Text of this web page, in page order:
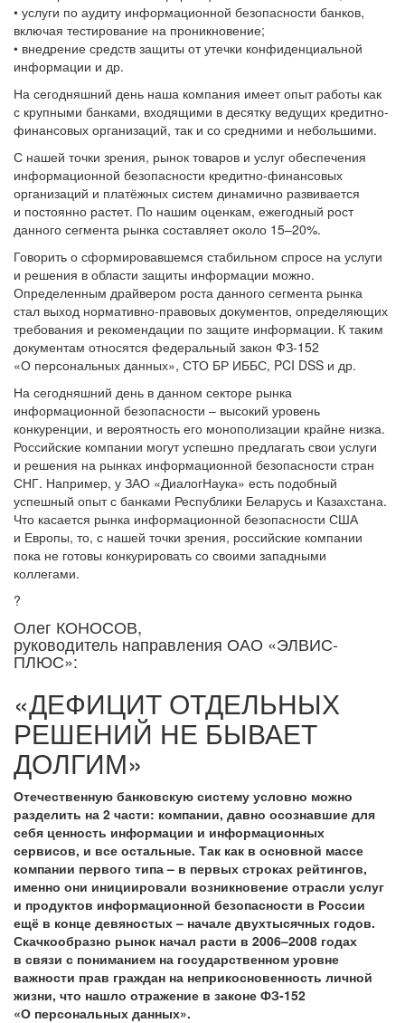
• услуги по аудиту информационной безопасности банков,
включая тестирование на проникновение;
• внедрение средств защиты от утечки конфиденциальной
информации и др.
На сегодняшний день наша компания имеет опыт работы как
с крупными банками, входящими в десятку ведущих кредитно-
финансовых организаций, так и со средними и небольшими.
С нашей точки зрения, рынок товаров и услуг обеспечения
информационной безопасности кредитно-финансовых
организаций и платёжных систем динамично развивается
и постоянно растет. По нашим оценкам, ежегодный рост
данного сегмента рынка составляет около 15–20%.
Говорить о сформировавшемся стабильном спросе на услуги
и решения в области защиты информации можно.
Определенным драйвером роста данного сегмента рынка
стал выход нормативно-правовых документов, определяющих
требования и рекомендации по защите информации. К таким
документам относятся федеральный закон ФЗ-152
«О персональных данных», СТО БР ИББС, PCI DSS и др.
На сегодняшний день в данном секторе рынка
информационной безопасности – высокий уровень
конкуренции, и вероятность его монополизации крайне низка.
Российские компании могут успешно предлагать свои услуги
и решения на рынках информационной безопасности стран
СНГ. Например, у ЗАО «ДиалогНаука» есть подобный
успешный опыт с банками Республики Беларусь и Казахстана.
Что касается рынка информационной безопасности США
и Европы, то, с нашей точки зрения, российские компании
пока не готовы конкурировать со своими западными
коллегами.
?
Олег КОНОСОВ,
руководитель направления ОАО «ЭЛВИС-
ПЛЮС»:
«ДЕФИЦИТ ОТДЕЛЬНЫХ
РЕШЕНИЙ НЕ БЫВАЕТ
ДОЛГИМ»
Отечественную банковскую систему условно можно
разделить на 2 части: компании, давно осознавшие для
себя ценность информации и информационных
сервисов, и все остальные. Так как в основной массе
компании первого типа – в первых строках рейтингов,
именно они инициировали возникновение отрасли услуг
и продуктов информационной безопасности в России
ещё в конце девяностых – начале двухтысячных годов.
Скачкообразно рынок начал расти в 2006–2008 годах
в связи с пониманием на государственном уровне
важности прав граждан на неприкосновенность личной
жизни, что нашло отражение в законе ФЗ-152
«О персональных данных».